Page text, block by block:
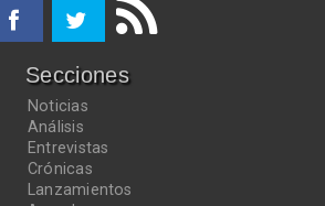
Secciones
Noticias
Análisis
Entrevistas
Crónicas
Lanzamientos